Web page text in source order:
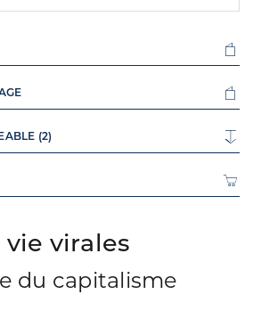
virales
du capitalisme
(2)